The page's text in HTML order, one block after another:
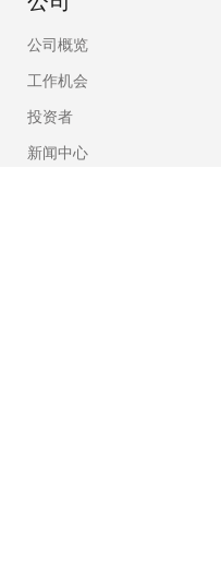
公司概览
工作机会
投资者
新闻中心